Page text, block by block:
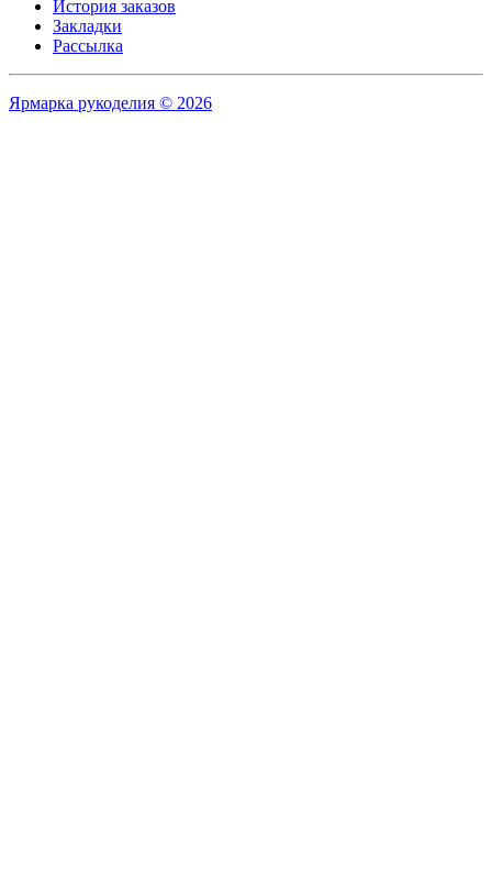
История заказов
Закладки
Рассылка
Ярмарка рукоделия © 2026